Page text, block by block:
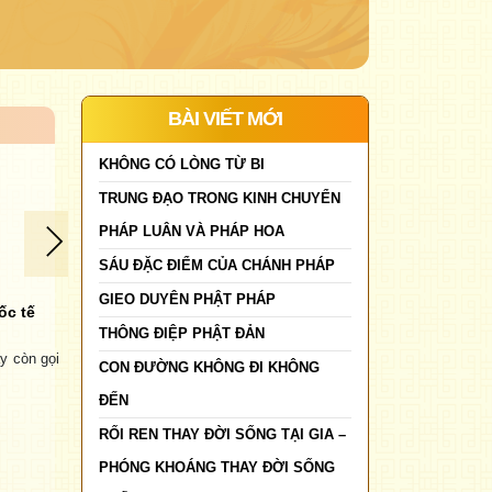
TÂM
Tâm Đức
CHÚC MỪNG NĂM MỚI BÍNH
NGỌ 2026
Chúc Mừng Năm Mới Bính Ngọ
2026 Giảng Sư:...
Thích Tâm Đức
CHÚC MỪNG NĂM
hai lăm, Khắp...
BÀI VIẾT MỚI
KHÔNG CÓ LÒNG TỪ BI
TRUNG ĐẠO TRONG KINH CHUYỂN
PHÁP LUÂN VÀ PHÁP HOA
SÁU ĐẶC ĐIỂM CỦA CHÁNH PHÁP
GIEO DUYÊN PHẬT PHÁP
THÔNG ĐIỆP PHẬT ĐẢN
CON ĐƯỜNG KHÔNG ĐI KHÔNG
ĐẾN
RỐI REN THAY ĐỜI SỐNG TẠI GIA –
PHÓNG KHOÁNG THAY ĐỜI SỐNG